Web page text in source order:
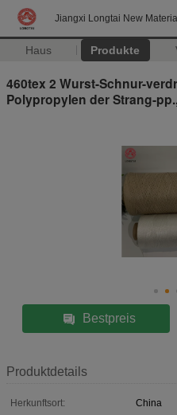
Jiangxi Longtai New
Haus Produkte
460tex 2 Wurst-Schnur-
Polypropylen der Strang-
Bestpreis
Produktdetails
Herkunftsort:
China